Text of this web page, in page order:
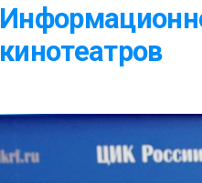
кинотеатров